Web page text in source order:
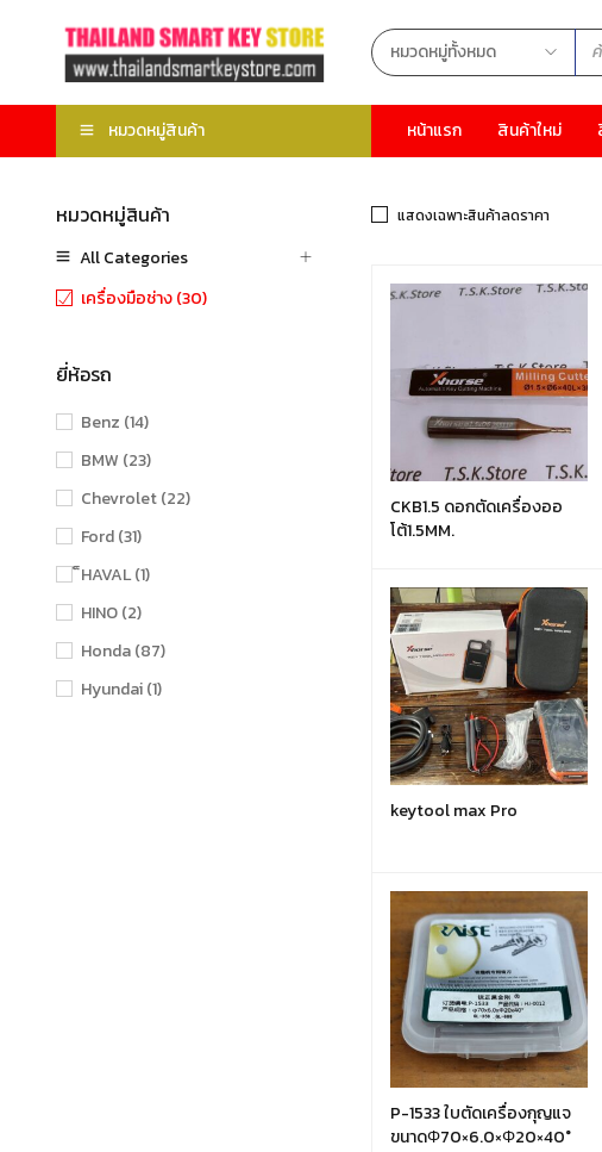
หมวดหมู่สินค้า หน้าแรก สินค้าใหม่
หมวดหมู่สินค้า
All Categories
เครื่องมือช่าง (30)
ยี่ห้อรถ
Benz (14)
BMW (23)
Chevrolet(22)
Ford(31)
็HAVAL(1)
HINO(2)
Honda(87)
Hyundai(1)
แสดงเฉพาะสินค้าลดราคา
CKB1.5 ดอกตัดเครื่องออ
โต้1.5MM.
keytool max Pro
P-1533 ใบตัดเครื่องกุญแจ
ขนาดΦ70×6.0×Φ20×40°